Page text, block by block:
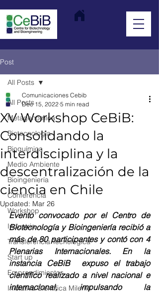
Post
All Posts
Metagenómica
Biotecnología
Bioquímica
Medio Ambiente
Bioingeniería
Conferencia
Workshop
Industria
Transferencia Tecnológica
Start up
Emprendimientos
Iniciativa Científica Milenio
All Posts
XV Workshop CeBiB:
Consolidando la
interdisciplina y la
descentralización de la
ciencia en Chile
Comunicaciones Cebib
Dec 15, 2022 5 min read
Updated: Mar 26
Evento convocado por el Centro de
Biotecnología y Bioingeniería recibió a
más de 80 participantes y contó con 4
Plenarias Internacionales. En la
instancia CeBiB  expuso el trabajo
científico realizado a nivel nacional e
internacional, impulsando la